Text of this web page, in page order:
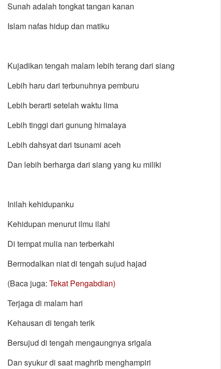
Sunah adalah tongkat tangan kanan
Islam nafas hidup dan matiku
Kujadikan tengah malam lebih terang dari siang
Lebih haru dari terbunuhnya pemburu
Lebih berarti setelah waktu lima
Lebih tinggi dari gunung himalaya
Lebih dahsyat dari tsunami aceh
Dan lebih berharga dari siang yang ku miliki
Inilah kehidupanku
Kehidupan menurut ilmu ilahi
Di tempat mulia nan terberkahi
Bermodalkan niat di tengah sujud hajad
(Baca juga: Tekat Pengabdian)
Terjaga di malam hari
Kehausan di tengah terik
Bersujud di tengah mengaungnya srigala
Dan syukur di saat maghrib menghampiri